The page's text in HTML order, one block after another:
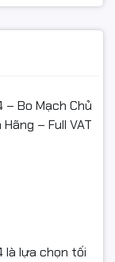
– Bo Mạch Chủ
– Full VAT
là lựa chọn tối